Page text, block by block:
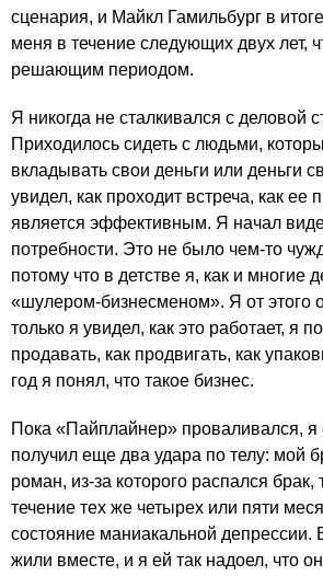
сценария, и Майкл Гамильбург в
меня в течение следующих двух лет,
решающим периодом.
Я никогда не сталкивался с деловой
Приходилось сидеть с людьми,
вкладывать свои деньги или деньги
увидел, как проходит встреча, как ее
является эффективным. Я начал
потребности. Это не было чем-то
потому что в детстве я, как и многие
«шулером-бизнесменом». Я от этого
только я увидел, как это работает, я
продавать, как продвигать, как
год я понял, что такое бизнес.
Пока «Пайплайнер» проваливался,
получил еще два удара по телу: мой
роман, из-за которого распался брак,
течение тех же четырех или пяти
состояние маниакальной
жили вместе, и я ей так надоел, что